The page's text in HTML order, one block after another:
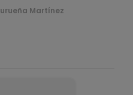
Martínez